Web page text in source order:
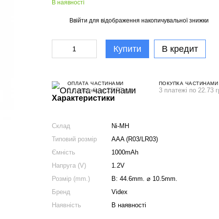
В наявності
Ввійти для відображення накопичувальної знижки
Купити В кредит
ОПЛАТА ЧАСТИНАМИ
3 платежі по 22.73 грн
ПОКУПКА ЧАСТИНАМИ
3 платежі по 22.73
Характеристики
Склад
Ni-MH
Типовий розмір
AAA (R03/LR03)
Ємність
1000mAh
Напруга (V)
1.2V
Розмір (mm.)
В: 44.6mm. ⌀ 10.5mm.
Бренд
Videx
Наявність
В наявності